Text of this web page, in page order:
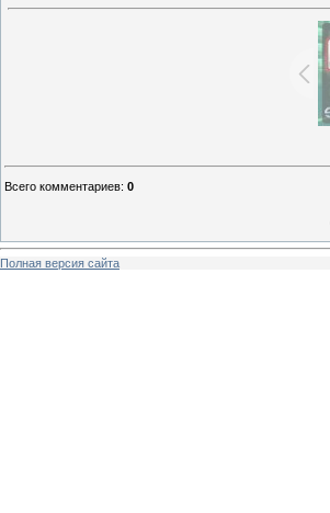
Всего комментариев: 0
Полная версия сайта